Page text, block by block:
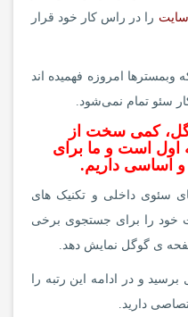
را در راس کار خود قرار
امروزه فهمیده اند
سئو تمام نمی‌شود.
کمی سخت از
است و ما برای
و اساسی داریم.
سئوی داخلی و تکنیک های
را برای جستجوی برخی
ی گوگل نمایش دهد.
و در ادامه این رتبه را
دارید.